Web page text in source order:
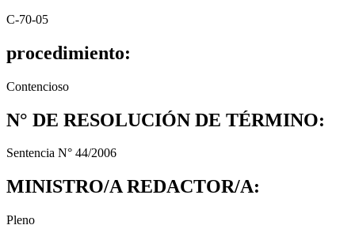
C-70-05
procedimiento:
Contencioso
N° DE RESOLUCIÓN DE TÉRMINO:
Sentencia N° 44/2006
MINISTRO/A REDACTOR/A:
Pleno